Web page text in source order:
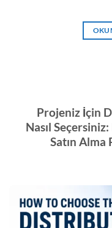
Projeniz İçin
Nasıl
Satın Alma